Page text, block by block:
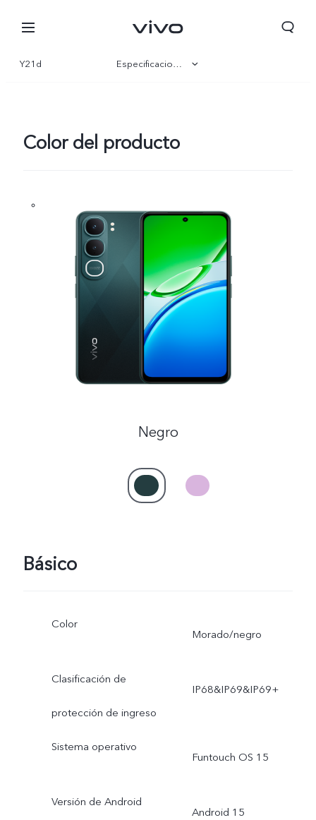
Y21d Especificaciones
Color del producto
Negro
Básico
Color
Morado/negro
Clasificación de
protección de ingreso
IP68&IP69&IP69+
Sistema operativo
Funtouch OS 15
Versión de Android
Android 15